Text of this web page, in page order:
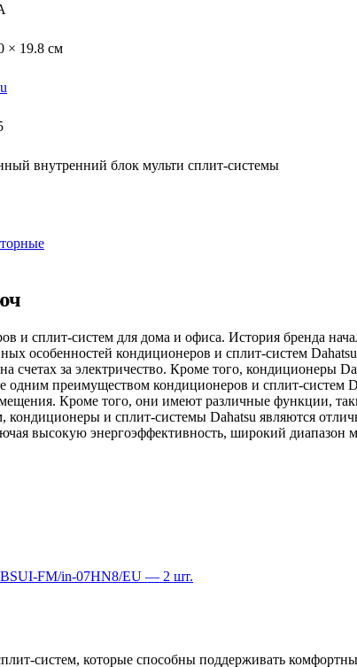
× 19.8 см
внутренний блок мульти сплит-системы
и сплит-систем для дома и офиса. История бренда
особенностей кондиционеров и сплит-систем
счетах за электричество. Кроме того, кондиционеры
преимуществом кондиционеров и сплит-систем
Кроме того, они имеют различные функции,
и сплит-системы Dahatsu являются
высокую энергоэффективность, широкий
BSUI-FM/in-07HN8/EU — 2 шт.
систем, которые способны поддерживать